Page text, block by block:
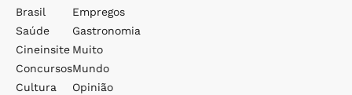
Brasil
Saúde
Cineinsite
Concursos
Cultura
Empregos
Gastronomia
Muito
Mundo
Opinião